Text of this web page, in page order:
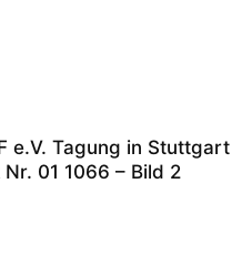
e.V. Tagung in Stuttgart
01 1066 – Bild 2